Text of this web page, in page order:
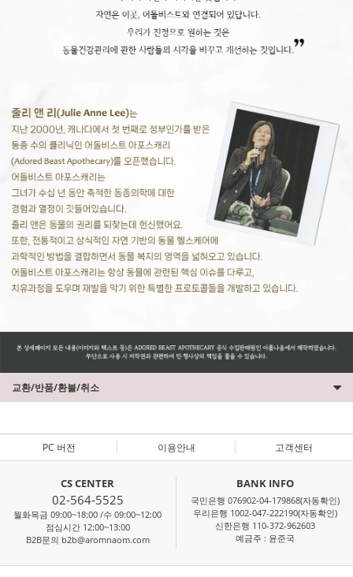
교환/반품/환불/취소
PC 버전 이용안내 고객센터
CS CENTER
02-564-5525
월화목금 09:00~18:00 /수 09:00~12:00
점심시간 12:00~13:00
B2B문의 b2b@aromnaom.com
BANK INFO
국민은행 076902-04-179868(자동확인)
우리은행 1002-047-222190(자동확인)
신한은행 110-372-962603
예금주 : 윤준국